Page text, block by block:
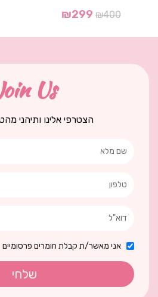
₪400
₪299
Us
הצטרפי אלינו ותיהני
אני מאשר/ת קבלת חומרים פרסומיים
שלחי